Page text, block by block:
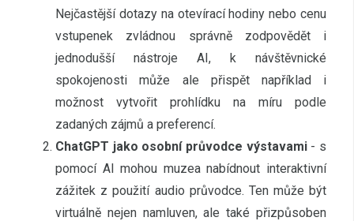
Nejčastější dotazy na otevírací hodiny nebo cenu
vstupenek zvládnou správně zodpovědět i
jednodušší nástroje AI, k návštěvnické
spokojenosti může ale přispět například i
možnost vytvořit prohlídku na míru podle
zadaných zájmů a preferencí.
ChatGPT jako osobní průvodce výstavami- s
pomocí AI mohou muzea nabídnout interaktivní
zážitek z použití audio průvodce. Ten může být
virtuálně nejen namluven, ale také přizpůsoben